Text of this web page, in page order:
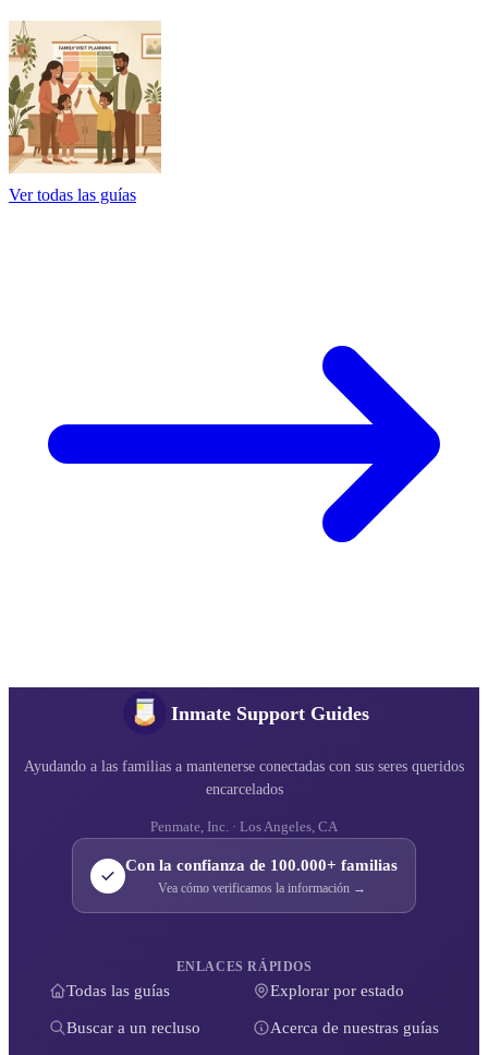
Ver todas las guías
Inmate Support Guides
Ayudando a las familias a mantenerse conectadas con sus seres queridos
encarcelados
Penmate, Inc. · Los Angeles, CA
Con la confianza de 100.000+ familias
Vea cómo verificamos la información →
ENLACES RÁPIDOS
Todas las guías Explorar por estado
Buscar a un recluso Acerca de nuestras guías